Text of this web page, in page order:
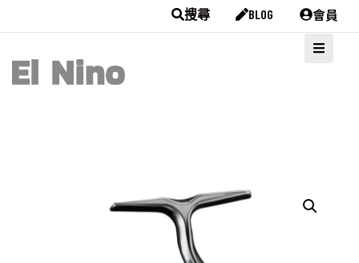
搜尋 BLOG 會員